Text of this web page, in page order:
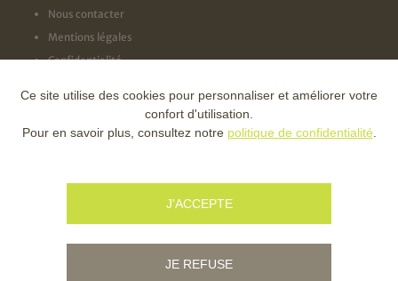
Nous contacter
Mentions légales
Confidentialité
NOS LABELS
Ce site utilise des cookies pour personnaliser et améliorer votre
confort d'utilisation.
Pour en savoir plus, consultez notre politique de confidentialité
J'ACCEPTE
JE REFUSE